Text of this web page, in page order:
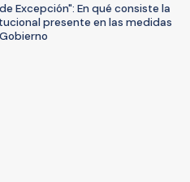
Excepción": En qué consiste la
presente en las medidas